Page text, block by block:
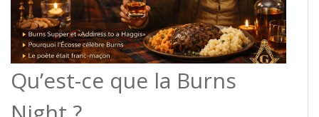
Qu’est-ce que la Burns